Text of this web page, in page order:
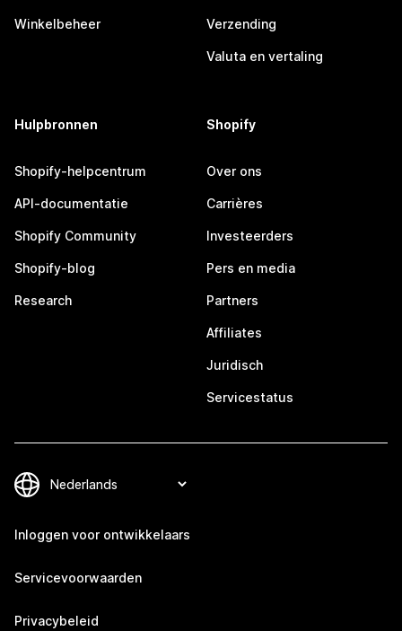
Winkelbeheer Verzending
Valuta en vertaling
Hulpbronnen
Shopify-helpcentrum
API-documentatie
Shopify Community
Shopify-blog
Research
Shopify
Over ons
Carrières
Investeerders
Pers en media
Partners
Affiliates
Juridisch
Servicestatus
Inloggen voor ontwikkelaars
Servicevoorwaarden
Privacybeleid